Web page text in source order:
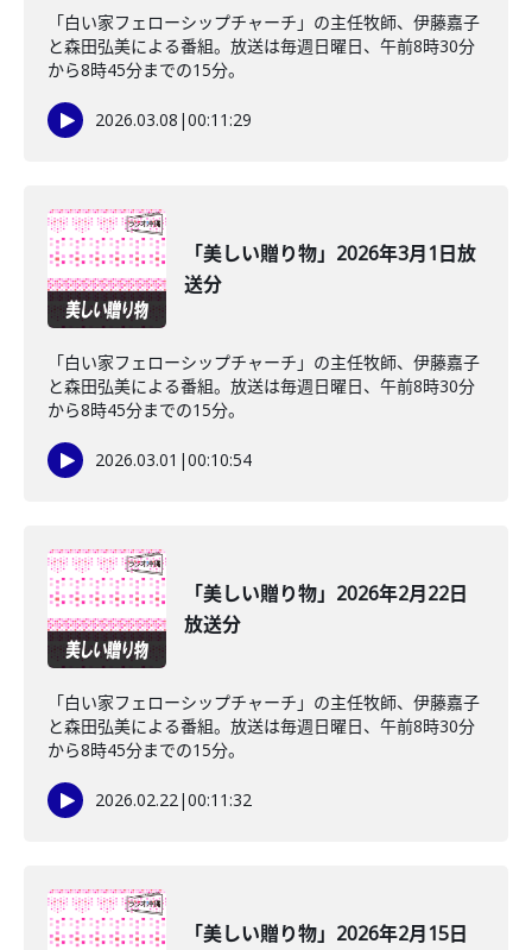
「白い家フェローシップチャーチ」の主任牧師、伊藤嘉子
と森田弘美による番組。放送は毎週日曜日、午前8時30分
から8時45分までの15分。
2026.03.08 |00:11:29
「美しい贈り物」2026年3月1日放
送分
「白い家フェローシップチャーチ」の主任牧師、伊藤嘉子
と森田弘美による番組。放送は毎週日曜日、午前8時30分
から8時45分までの15分。
2026.03.01 |00:10:54
「美しい贈り物」2026年2月22日
放送分
「白い家フェローシップチャーチ」の主任牧師、伊藤嘉子
と森田弘美による番組。放送は毎週日曜日、午前8時30分
から8時45分までの15分。
2026.02.22|00:11:32
「美しい贈り物」2026年2月15日